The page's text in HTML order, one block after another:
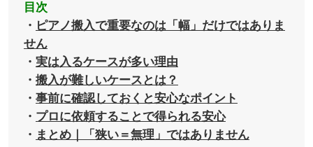
目次
・ ピアノ搬入で重要なのは「幅」だけではありま
せん
・ 実は入るケースが多い理由
・ 搬入が難しいケースとは？
・ 事前に確認しておくと安心なポイント
・ プロに依頼することで得られる安心
・ まとめ｜「狭い＝無理」ではありません